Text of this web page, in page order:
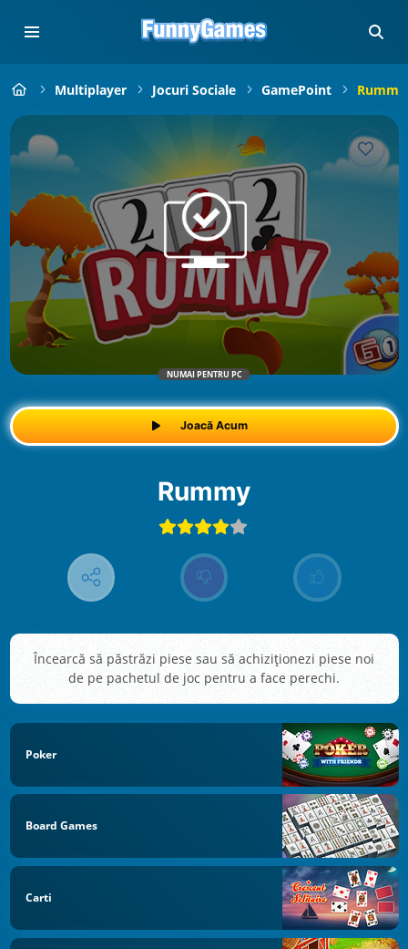
Multiplayer Jocuri Sociale GamePoint Rummy
NUMAI PENTRU PC
Joacă Acum
Rummy
Încearcă să păstrăzi piese sau să achiziţionezi piese noi
de pe pachetul de joc pentru a face perechi.
Poker
Board Games
Carti